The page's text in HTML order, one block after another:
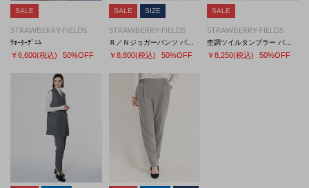
SALE
STRAWBERRY-FIELDS
ｳｫｰﾀｰﾃﾞﾆﾑ
￥6,600(税込) 50%OFF
SALE SIZE
STRAWBERRY-FIELDS
Ｒ／Ｎジョガーパンツ パンツ
￥8,800(税込) 50%OFF
SALE
STRAWBERRY-FIELDS
￥8,250(税込) 50%OFF